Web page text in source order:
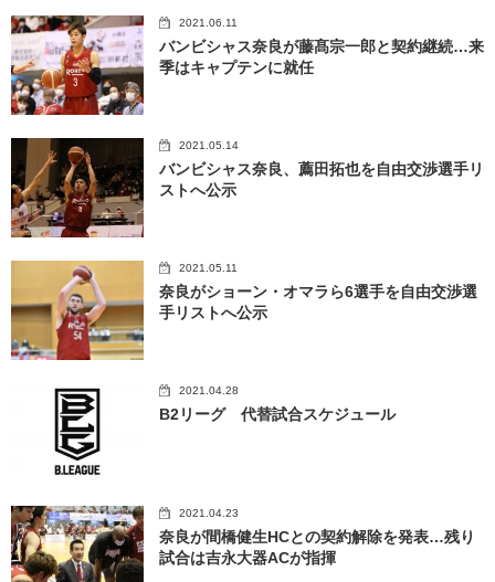
2021.06.11
バンビシャス奈良が藤髙宗一郎と契約継続…来
季はキャプテンに就任
2021.05.14
バンビシャス奈良、薦田拓也を自由交渉選手リ
ストへ公示
2021.05.11
奈良がショーン・オマラら6選手を自由交渉選
手リストへ公示
2021.04.28
B2リーグ 代替試合スケジュール
2021.04.23
奈良が間橋健生HCとの契約解除を発表…残り
試合は吉永大器ACが指揮